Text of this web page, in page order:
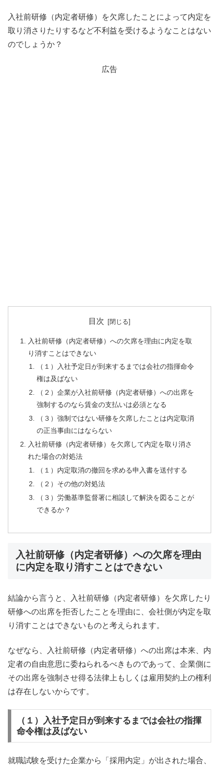
入社前研修（内定者研修）を欠席したことによって内定を
取り消さりたりするなど不利益を受けるようなことはない
のでしょうか？
広告
目次
入社前研修（内定者研修）への欠席を理由に内定を取
り消すことはできない
（１）入社予定日が到来するまでは会社の指揮命令
権は及ばない
（２）企業が入社前研修（内定者研修）への出席を
強制するのなら賃金の支払いは必須となる
（３）強制ではない研修を欠席したことは内定取消
の正当事由にはならない
入社前研修（内定者研修）を欠席して内定を取り消さ
れた場合の対処法
（１）内定取消の撤回を求める申入書を送付する
（２）その他の対処法
（３）労働基準監督署に相談して解決を図ることが
できるか？
入社前研修（内定者研修）への欠席を理由
に内定を取り消すことはできない
結論から言うと、入社前研修（内定者研修）を欠席したり
研修への出席を拒否したことを理由に、会社側が内定を取
り消すことはできないものと考えられます。
なぜなら、入社前研修（内定者研修）への出席は本来、内
定者の自由意思に委ねられるべきものであって、企業側に
その出席を強制させ得る法律上もしくは雇用契約上の権利
は存在しないからです。
（１）入社予定日が到来するまでは会社の指揮
命令権は及ばない
就職試験を受けた企業から「採用内定」が出された場合、